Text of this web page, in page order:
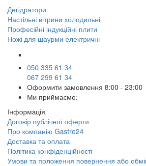
Дегідратори
Настільні вітрини холодильні
Професійні індукційні плити
Ножі для шаурми електричні
050 335 61 34
067 299 61 34
Оформити замовлення 8:00 - 23:00
Ми приймаємо:
Інформація
Договір публічної оферти
Про компанію Gastro24
Доставка та оплата
Політика конфіденційності
Умови та положення повернення або